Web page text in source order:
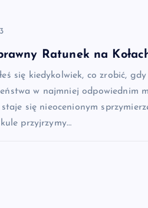
Ratunek na
się kiedykolwiek, co zrobić,
w najmniej odpowiednim
się nieocenionym
przyjrzymy…